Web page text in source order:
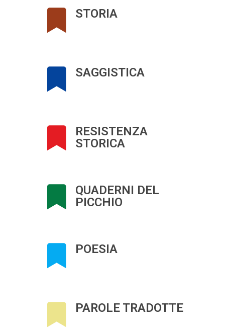
STORIA
SAGGISTICA
RESISTENZA
STORICA
QUADERNI DEL
PICCHIO
POESIA
PAROLE TRADOTTE